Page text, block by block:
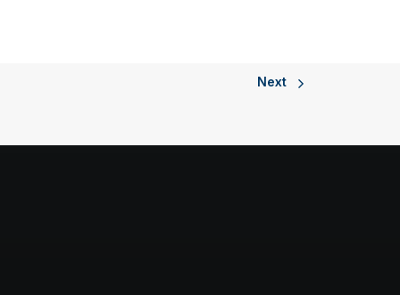
Next